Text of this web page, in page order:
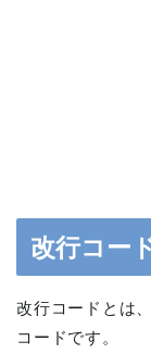
改行コー
改行コードとは
コードです。